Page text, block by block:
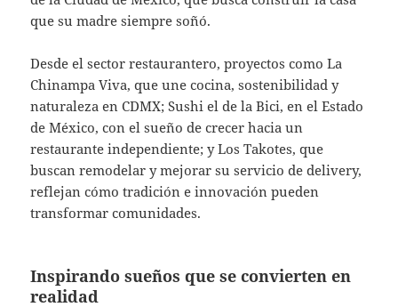
que su madre siempre soñó.
Desde el sector restaurantero, proyectos como La
Chinampa Viva, que une cocina, sostenibilidad y
naturaleza en CDMX; Sushi el de la Bici, en el Estado
de México, con el sueño de crecer hacia un
restaurante independiente; y Los Takotes, que
buscan remodelar y mejorar su servicio de delivery,
reflejan cómo tradición e innovación pueden
transformar comunidades.
Inspirando sueños que se convierten en
realidad